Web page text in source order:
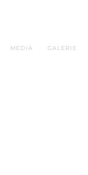
MEDIA GALERIE